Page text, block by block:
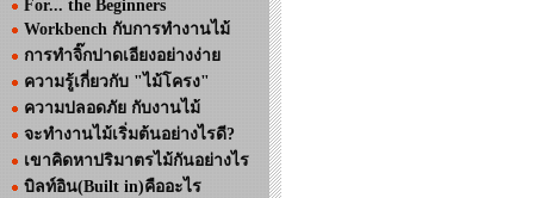
For... the Beginners
Workbench กับการทำงานไม้
การทำจิ๊กปาดเอียงอย่างง่าย
ความรู้เกี่ยวกับ "ไม้โครง"
ความปลอดภัย กับงานไม้
จะทำงานไม้เริ่มต้นอย่างไรดี?
เขาคิดหาปริมาตรไม้กันอย่างไร
บิลท์อิน(Built in)คืออะไร